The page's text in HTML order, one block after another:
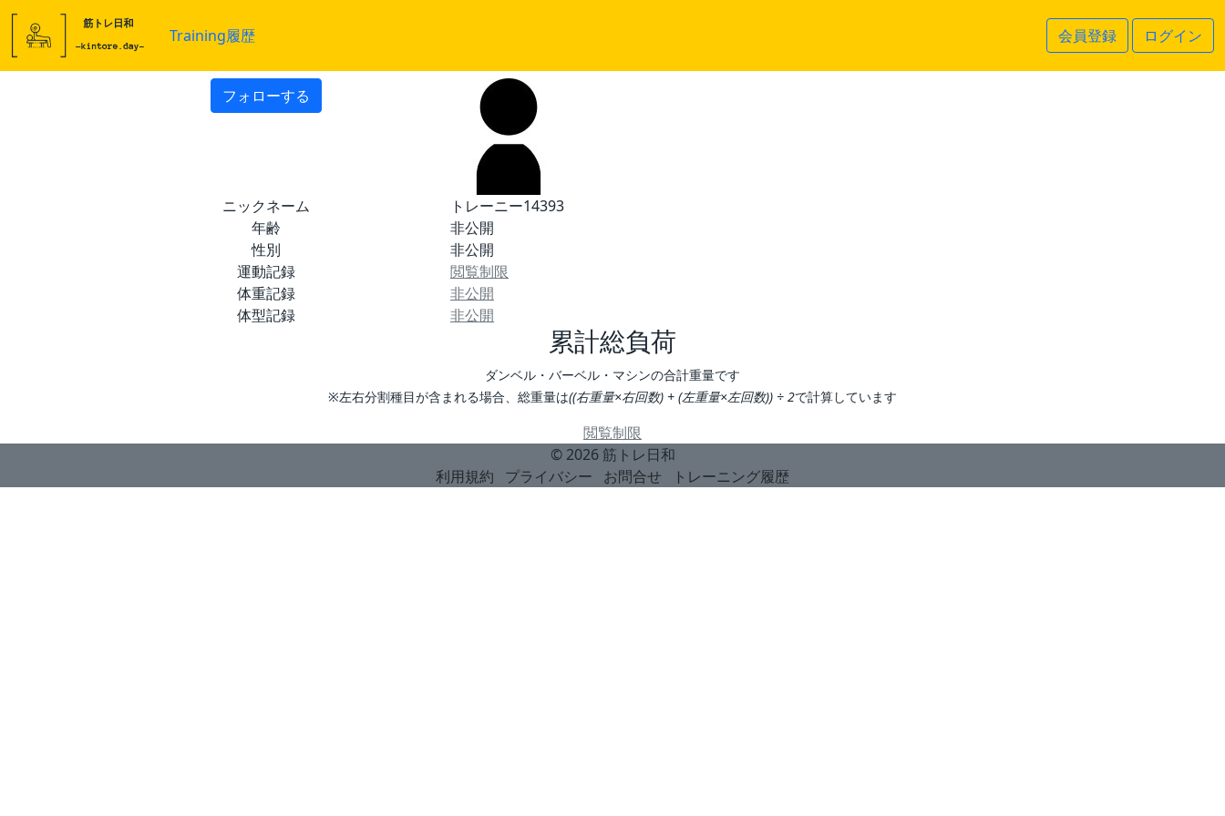
Training履歴 会員登録 ログイン
フォローする
ニックネーム
トレーニー14393
年齢
非公開
性別
非公開
運動記録
閲覧制限
体重記録
非公開
体型記録
非公開
累計総負荷
ダンベル・バーベル・マシンの合計重量です
※左右分割種目が含まれる場合、総重量は((右重量×右回数) + (左重量×左回数)) ÷ 2で計算しています
閲覧制限
© 2026 筋トレ日和
利用規約
プライバシー お問合せ トレーニング履歴